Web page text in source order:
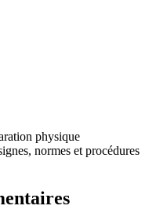
physique
normes et procédures